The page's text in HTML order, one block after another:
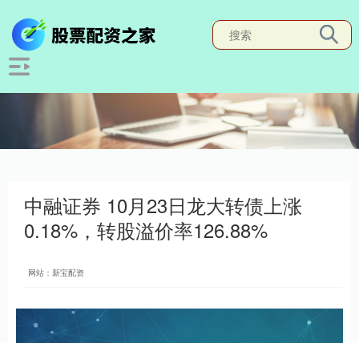
中融证券 10月23日龙大转债上涨
0.18%，转股溢价率126.88%
网站：新宝配资